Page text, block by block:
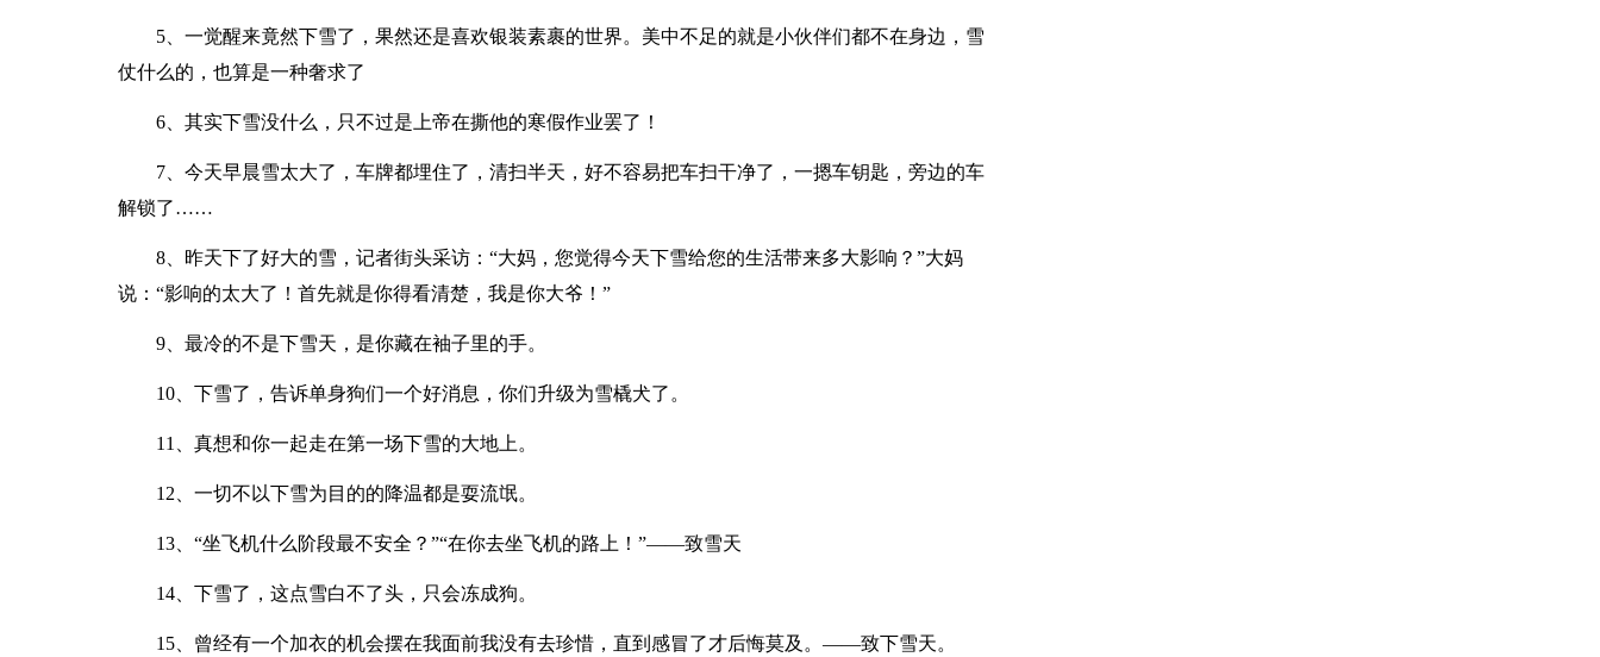
5、一觉醒来竟然下雪了，果然还是喜欢银装素裹的世界。美中不足的就是小伙伴们都不在身边，雪
仗什么的，也算是一种奢求了
6、其实下雪没什么，只不过是上帝在撕他的寒假作业罢了！
7、今天早晨雪太大了，车牌都埋住了，清扫半天，好不容易把车扫干净了，一摁车钥匙，旁边的车
解锁了……
8、昨天下了好大的雪，记者街头采访：“大妈，您觉得今天下雪给您的生活带来多大影响？”大妈
说：“影响的太大了！首先就是你得看清楚，我是你大爷！”
9、最冷的不是下雪天，是你藏在袖子里的手。
10、下雪了，告诉单身狗们一个好消息，你们升级为雪橇犬了。
11、真想和你一起走在第一场下雪的大地上。
12、一切不以下雪为目的的降温都是耍流氓。
13、“坐飞机什么阶段最不安全？”“在你去坐飞机的路上！”——致雪天
14、下雪了，这点雪白不了头，只会冻成狗。
15、曾经有一个加衣的机会摆在我面前我没有去珍惜，直到感冒了才后悔莫及。——致下雪天。